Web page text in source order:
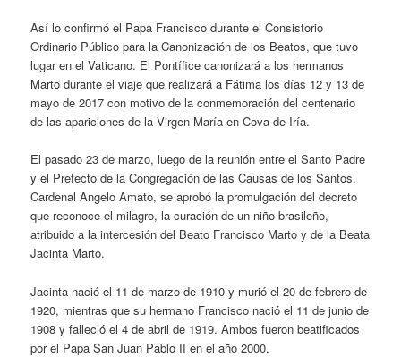
Así lo confirmó el Papa Francisco durante el Consistorio
Ordinario Público para la Canonización de los Beatos, que tuvo
lugar en el Vaticano. El Pontífice canonizará a los hermanos
Marto durante el viaje que realizará a Fátima los días 12 y 13 de
mayo de 2017 con motivo de la conmemoración del centenario
de las apariciones de la Virgen María en Cova de Iría.
El pasado 23 de marzo, luego de la reunión entre el Santo Padre
y el Prefecto de la Congregación de las Causas de los Santos,
Cardenal Angelo Amato, se aprobó la promulgación del decreto
que reconoce el milagro, la curación de un niño brasileño,
atribuido a la intercesión del Beato Francisco Marto y de la Beata
Jacinta Marto.
Jacinta nació el 11 de marzo de 1910 y murió el 20 de febrero de
1920, mientras que su hermano Francisco nació el 11 de junio de
1908 y falleció el 4 de abril de 1919. Ambos fueron beatificados
por el Papa San Juan Pablo II en el año 2000.